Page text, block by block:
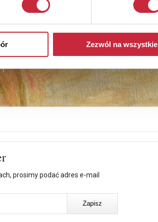
Zezwól na wszystkie
prosimy podać adres e-mail